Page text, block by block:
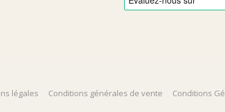
légales Conditions générales de vente Conditions